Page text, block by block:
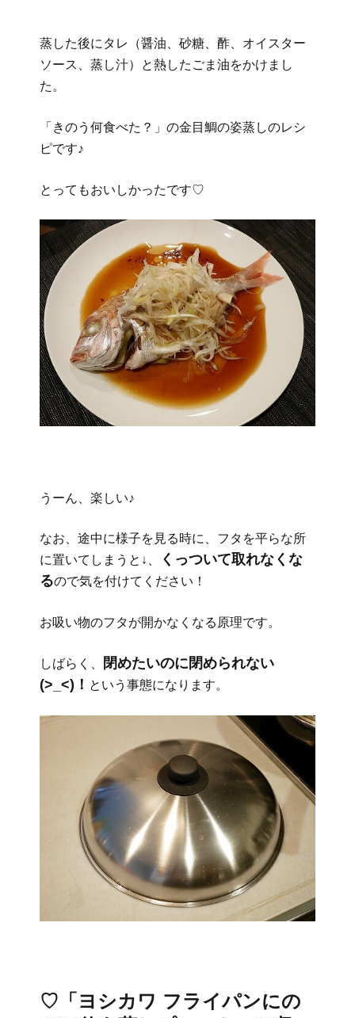
蒸した後にタレ（醤油、砂糖、酢、オイスター
ソース、蒸し汁）と熱したごま油をかけまし
た。
「きのう何食べた？」の金目鯛の姿蒸しのレシ
ピです♪
とってもおいしかったです♡
うーん、楽しい♪
なお、途中に様子を見る時に、フタを平らな所
に置いてしまうと↓、
くっついて取れなくな
るので気を付けてください！
お吸い物のフタが開かなくなる原理です。
しばらく、
閉めたいのに閉められない
(>_<)！ という事態になります。
♡「ヨシカワ フライパンにの